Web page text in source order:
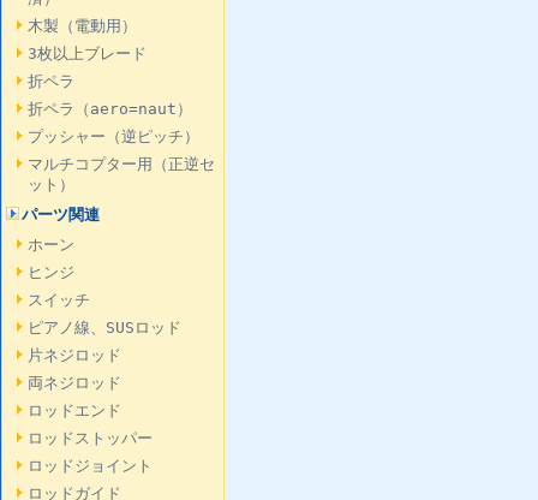
木製（電動用）
3枚以上ブレード
折ペラ
折ペラ（aero=naut）
プッシャー（逆ピッチ）
マルチコプター用（正逆セ
ット）
パーツ関連
ホーン
ヒンジ
スイッチ
ピアノ線、SUSロッド
片ネジロッド
両ネジロッド
ロッドエンド
ロッドストッパー
ロッドジョイント
ロッドガイド